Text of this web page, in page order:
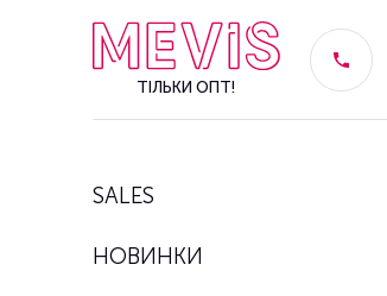
ТІЛЬКИ ОПТ!
SALES
НОВИНКИ